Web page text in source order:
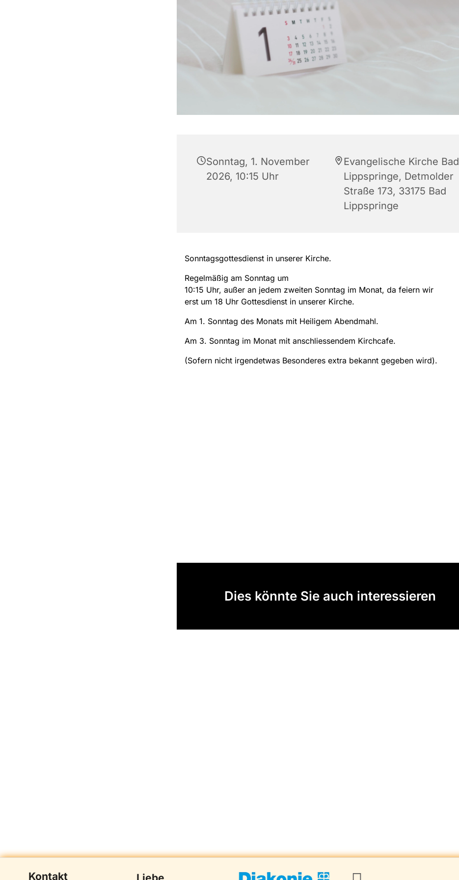
Sonntag, 1. November
2026, 10:15 Uhr
Evangelische Kirche Bad
Lippspringe, Detmolder
Straße 173, 33175 Bad
Lippspringe
Sonntagsgottesdienst in unserer Kirche.
Regelmäßig am Sonntag um
10:15 Uhr, außer an jedem zweiten Sonntag im Monat, da feiern wir
erst um 18 Uhr Gottesdienst in unserer Kirche.
Am 1. Sonntag des Monats mit Heiligem Abendmahl.
Am 3. Sonntag im Monat mit anschliessendem Kirchcafe.
(Sofern nicht irgendetwas Besonderes extra bekannt gegeben wird).
Dies könnte Sie auch interessieren
Kontakt